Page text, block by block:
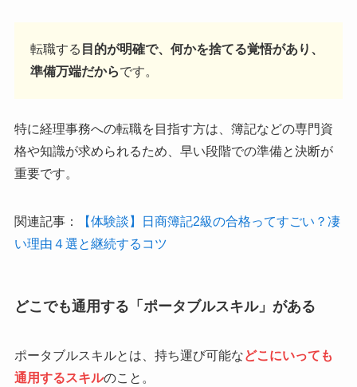
転職する 目的が明確で、何かを捨てる覚悟があり、
準備万端だからです。
特に経理事務への転職を目指す方は、簿記などの専門資
格や知識が求められるため、早い段階での準備と決断が
重要です。
関連記事：
【体験談】日商簿記2級の合格ってすごい？凄
い理由４選と継続するコツ
どこでも通用する「ポータブルスキル」がある
ポータブルスキルとは、持ち運び可能などこにいっても
通用するスキルのこと。